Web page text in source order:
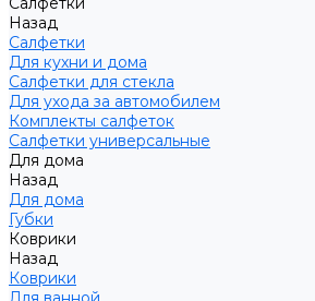
Назад
Салфетки
Для кухни и дома
Салфетки для стекла
Для ухода за автомобилем
Комплекты салфеток
Салфетки универсальные
Для дома
Назад
Для дома
Губки
Коврики
Назад
Коврики